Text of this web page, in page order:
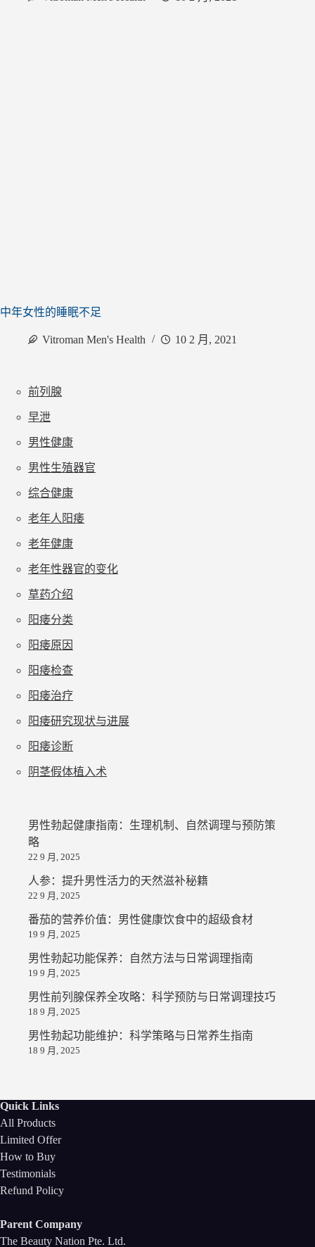
中年女性的睡眠不足
Vitroman Men's Health 10 2 月, 2021
前列腺
早泄
男性健康
男性生殖器官
综合健康
老年人阳痿
老年健康
老年性器官的变化
草药介绍
阳痿分类
阳痿原因
阳痿检查
阳痿治疗
阳痿研究现状与进展
阳痿诊断
阴茎假体植入术
男性勃起健康指南：生理机制、自然调理与预防策
略
22 9 月, 2025
人参：提升男性活力的天然滋补秘籍
22 9 月, 2025
番茄的营养价值：男性健康饮食中的超级食材
19 9 月, 2025
男性勃起功能保养：自然方法与日常调理指南
19 9 月, 2025
男性前列腺保养全攻略：科学预防与日常调理技巧
18 9 月, 2025
男性勃起功能维护：科学策略与日常养生指南
18 9 月, 2025
Quick Links
All Products
Limited Offer
How to Buy
Testimonials
Refund Policy
Parent Company
The Beauty Nation Pte. Ltd.